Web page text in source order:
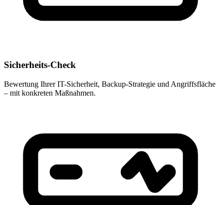
Sicherheits-Check
Bewertung Ihrer IT-Sicherheit, Backup-Strategie und Angriffsfläche
– mit konkreten Maßnahmen.